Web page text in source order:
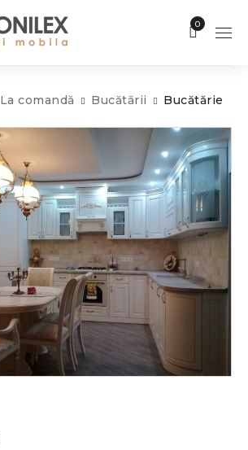
0
La comandă Bucătării Bucătărie